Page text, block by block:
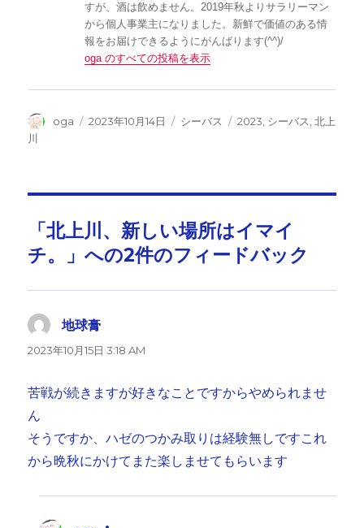
すが、酒は飲めません。2019年秋よりサラリーマン
から個人事業主になりました。新鮮で価値のある情
報をお届けできるようにがんばります(^^)/
oga のすべての投稿を表示
投
oga
投
2023年10月14日
カ
シーバス
タ
2023 シーバス ,北上
川
「北上川、新しい場所はイマイ
チ。」への2件のフィードバック
地球膏
り:
2023年10月15日 3:18 AM
苦戦が続きますが好きなことですからやめられませ
ん
そうですか、ハゼのつかみ取りは経験無しですこれ
から晩秋にかけてまた楽しませてもらいます